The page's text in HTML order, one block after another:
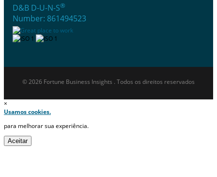
D&B D-U-N-S®
Number: 861494523
© 2026 Fortune Business Insights . Todos os direitos reservados
×
Usamos cookies.
para melhorar sua experiência.
Aceitar